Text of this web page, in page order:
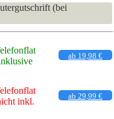
(bei
ab 19,98 €
inkl.
ab 29,99 €